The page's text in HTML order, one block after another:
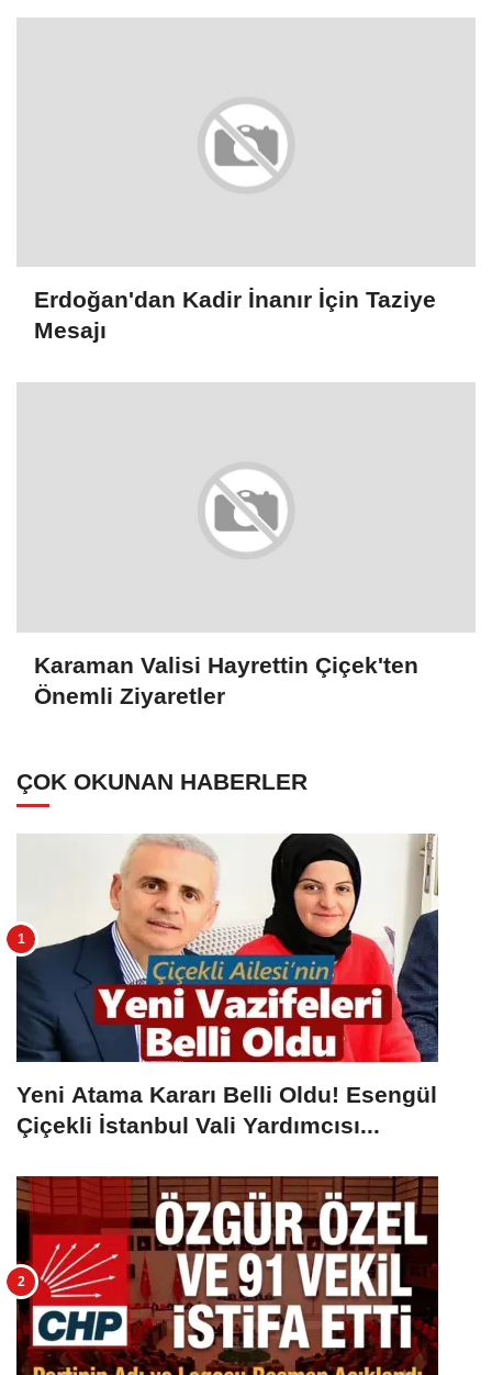
Erdoğan'dan Kadir İnanır İçin Taziye
Mesajı
Karaman Valisi Hayrettin Çiçek'ten
Önemli Ziyaretler
ÇOK OKUNAN HABERLER
Yeni Atama Kararı Belli Oldu! Esengül
Çiçekli İstanbul Vali Yardımcısı...